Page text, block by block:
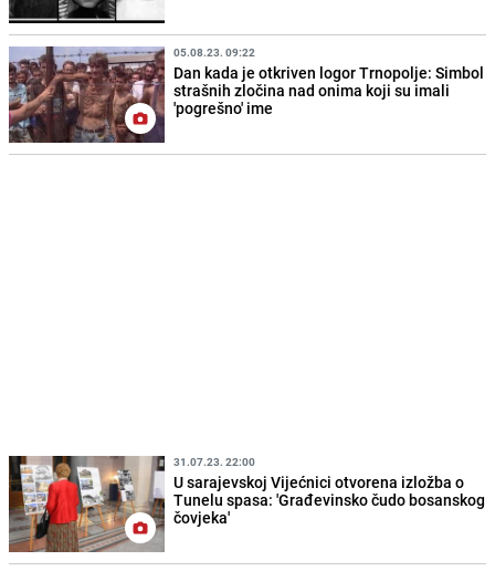
05.08.23. 09:22
Dan kada je otkriven logor Trnopolje: Simbol
strašnih zločina nad onima koji su imali
'pogrešno' ime
31.07.23. 22:00
U sarajevskoj Vijećnici otvorena izložba o
Tunelu spasa: 'Građevinsko čudo bosanskog
čovjeka'